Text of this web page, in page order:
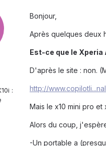
:
Bonjour,
Après quelques deux
Est-ce que le
D'après le site : non.
http://
Mais le x10 mini pro
Alors du coup,
-Un portable a